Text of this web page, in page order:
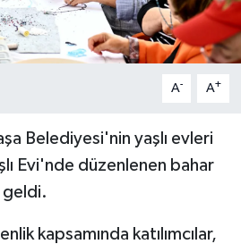
A- A+
Belediyesi'nin yaşlı evleri
Evi'nde düzenlenen bahar
geldi.
kapsamında katılımcılar,